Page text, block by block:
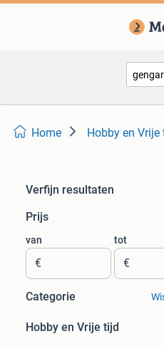
Home Hobby en Vrije
Verfijn resultaten
Prijs
van
€
tot
€
Categorie
Hobby en Vrije tijd